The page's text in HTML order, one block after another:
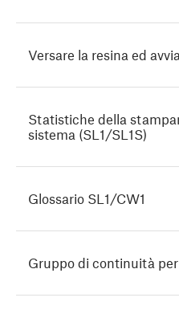
Versare la resina ed
Statistiche della
sistema (SL1/SL1S)
Glossario SL1/CW1
Gruppo di continuità